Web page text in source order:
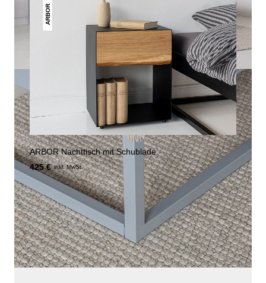
ARBOR
ARBOR Nachttisch mit Schublade
425 € inkl. MwSt.